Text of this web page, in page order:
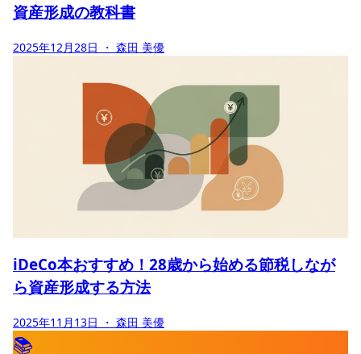
資産形成の教科書
2025年12月28日 ・ 森田 美優
iDeCo本おすすめ！28歳から始める節税しなが
ら資産形成する方法
2025年11月13日 ・ 森田 美優
📚